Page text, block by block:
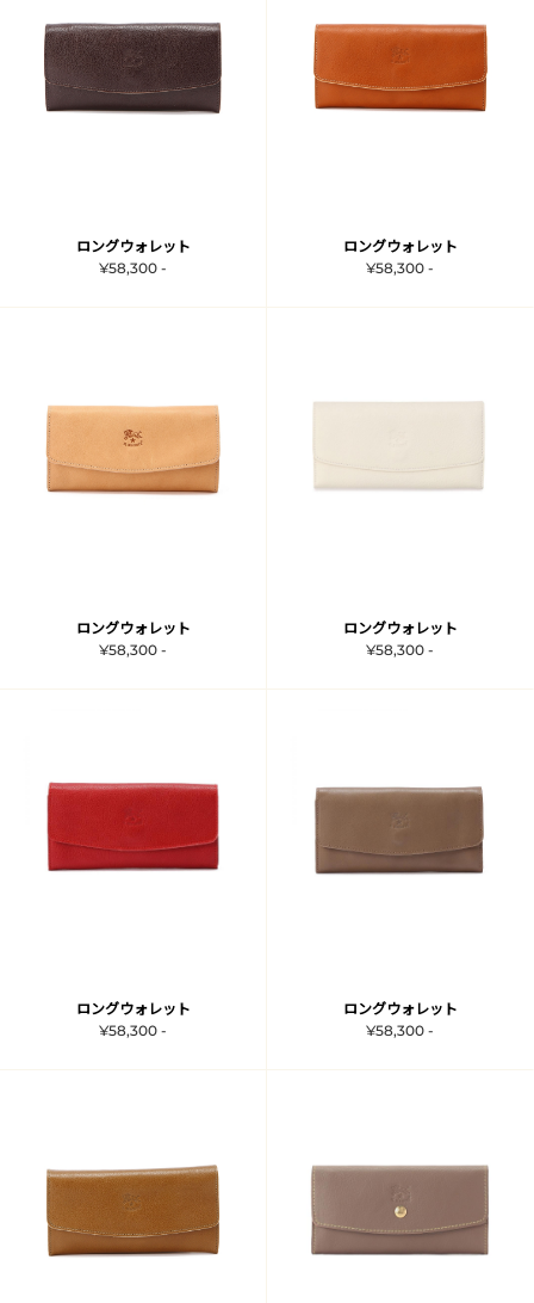
ロングウォレット
¥58,300 -
ロングウォレット
¥58,300 -
ロングウォレット
¥58,300 -
ロングウォレット
¥58,300 -
ロングウォレット
¥58,300 -
ロングウォレット
¥58,300 -